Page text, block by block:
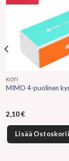
KOTI
MIMO 4-puolinen
2,10€
Lisää